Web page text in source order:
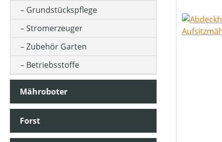
ARBEITSDRUCK (IN BAR)
ARBEITSHÖHE MIN-MAX (IN CM)
ARBEITSREICHWEITE MAX (IN M)
ARBEITSSTUFENANZAHL
Grundstückspflege
Stromerzeuger
Zubehör Garten
Betriebsstoffe
Mähroboter
Forst